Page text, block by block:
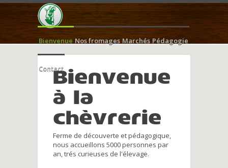
Bienvenue Nos fromages Marchés Pédagogie
ContactBienvenue
à la
chèvrerie
Ferme de découverte et pédagogique,
nous accueillons 5000 personnes par
an, trés curieuses de l'élevage.